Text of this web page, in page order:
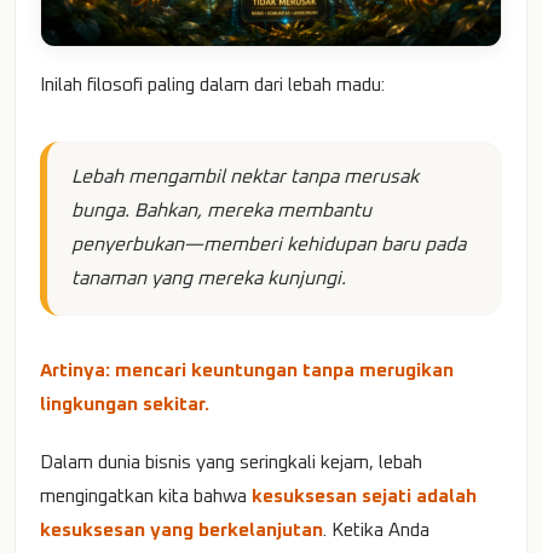
Inilah filosofi paling dalam dari lebah madu:
Lebah mengambil nektar tanpa merusak
bunga. Bahkan, mereka membantu
penyerbukan—memberi kehidupan baru pada
tanaman yang mereka kunjungi.
Artinya: mencari keuntungan tanpa merugikan
lingkungan sekitar.
Dalam dunia bisnis yang seringkali kejam, lebah
mengingatkan kita bahwa kesuksesan sejati adalah
kesuksesan yang berkelanjutan . Ketika Anda